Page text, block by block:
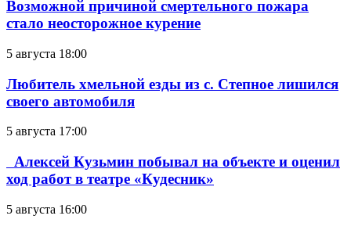
Возможной причиной смертельного пожара
стало неосторожное курение
5 августа 18:00
Любитель хмельной езды из с. Степное лишился
своего автомобиля
5 августа 17:00
Алексей Кузьмин побывал на объекте и оценил
ход работ в театре «Кудесник»
5 августа 16:00